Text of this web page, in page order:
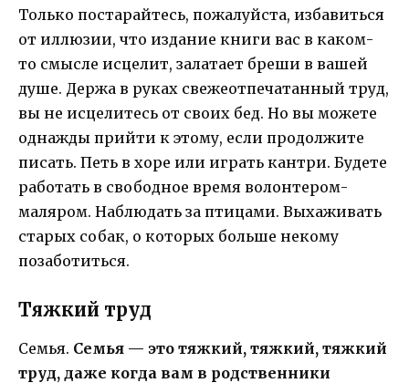
Только постарайтесь, пожалуйста, избавиться
от иллюзии, что издание книги вас в каком-
то смысле исцелит, залатает бреши в вашей
душе. Держа в руках свежеотпечатанный труд,
вы не исцелитесь от своих бед. Но вы можете
однажды прийти к этому, если продолжите
писать. Петь в хоре или играть кантри. Будете
работать в свободное время волонтером-
маляром. Наблюдать за птицами. Выхаживать
старых собак, о которых больше некому
позаботиться.
Тяжкий труд
Семья. Семья — это тяжкий, тяжкий, тяжкий
труд, даже когда вам в родственники